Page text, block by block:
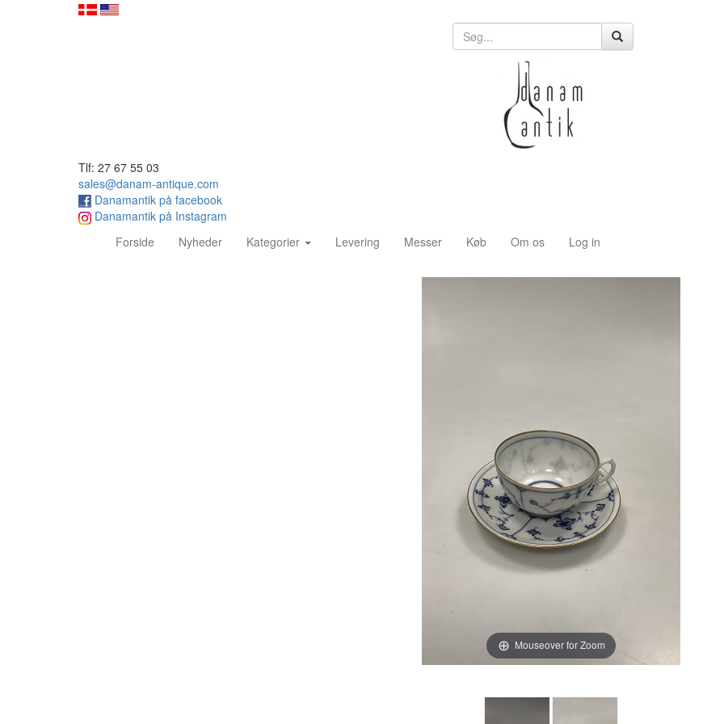
Tlf: 27 67 55 03
sales@danam-antique.com
Danamantik på facebook
Danamantik på Instagram
Forside (current)Nyheder Kategorier Levering Messer Køb Om os Log in
Mouseover for Zoom